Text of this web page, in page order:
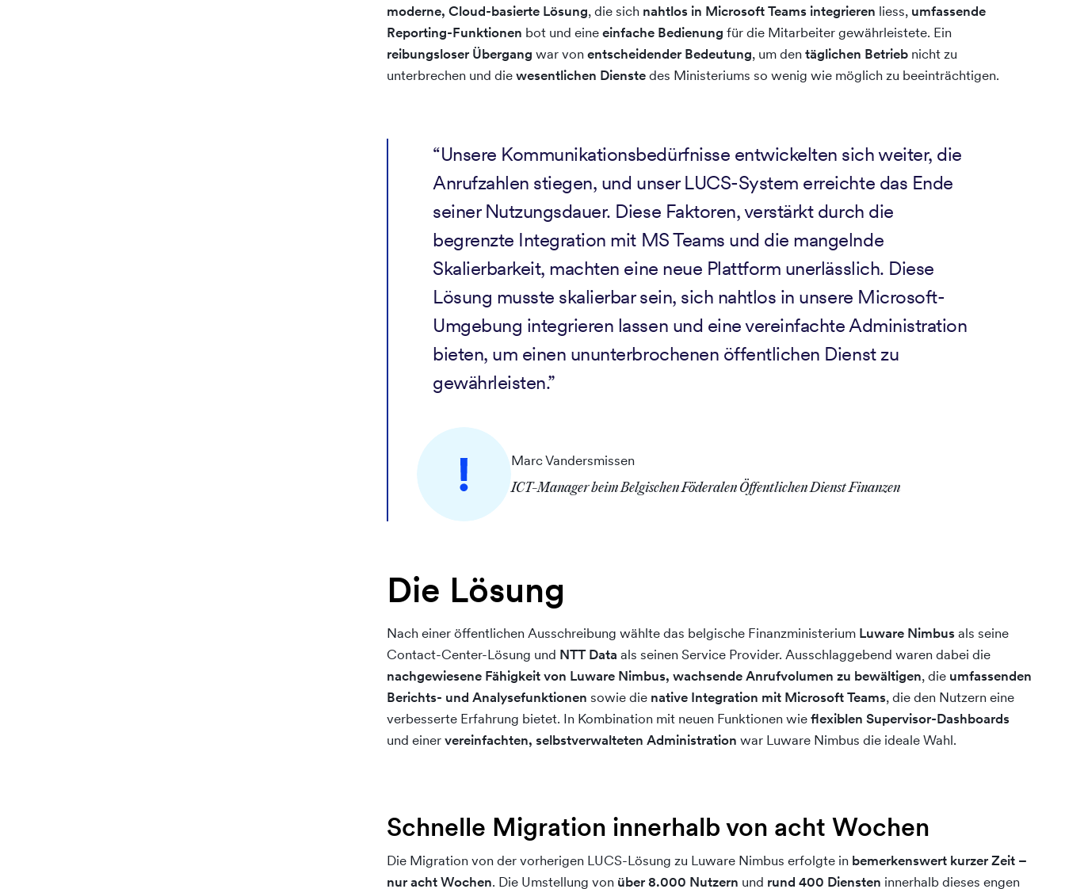
moderne, Cloud-basierte Lösung, die sich nahtlos in Microsoft Teams integrieren liess, umfassende
Reporting-Funktionen bot und eineeinfache Bedienung für die Mitarbeiter gewährleistete. Ein
reibungsloser Übergang war vonentscheidender Bedeutung, um dentäglichen Betrieb nicht zu
unterbrechen und diewesentlichen Dienstedes Ministeriums so wenig wie möglich zu beeinträchtigen.
“Unsere Kommunikationsbedürfnisse entwickelten sich weiter, die
Anrufzahlen stiegen, und unser LUCS-System erreichte das Ende
seiner Nutzungsdauer. Diese Faktoren, verstärkt durch die
begrenzte Integration mit MS Teams und die mangelnde
Skalierbarkeit, machten eine neue Plattform unerlässlich. Diese
Lösung musste skalierbar sein, sich nahtlos in unsere Microsoft-
Umgebung integrieren lassen und eine vereinfachte Administration
bieten, um einen ununterbrochenen öffentlichen Dienst zu
gewährleisten.”
Marc Vandersmissen
ICT-Manager beim Belgischen Föderalen Öffentlichen Dienst Finanzen
Die Lösung
Nach einer öffentlichen Ausschreibung wählte das belgische Finanzministerium Luware Nimbusals seine
Contact-Center-Lösung und NTT Data als seinen Service Provider. Ausschlaggebend waren dabei die
nachgewiesene Fähigkeit von Luware Nimbus, wachsende Anrufvolumen zu bewältigen, die umfassenden
Berichts- und Analysefunktionen sowie die native Integration mit Microsoft Teams, die den Nutzern eine
verbesserte Erfahrung bietet. In Kombination mit neuen Funktionen wieflexiblen Supervisor-Dashboards
und einervereinfachten, selbstverwalteten Administration war Luware Nimbus die ideale Wahl.
Schnelle Migration innerhalb von acht Wochen
Die Migration von der vorherigen LUCS-Lösung zu Luware Nimbus erfolgte in bemerkenswert kurzer Zeit –
nur acht Wochen. Die Umstellung von über 8.000 Nutzern und rund 400 Diensten innerhalb dieses engen